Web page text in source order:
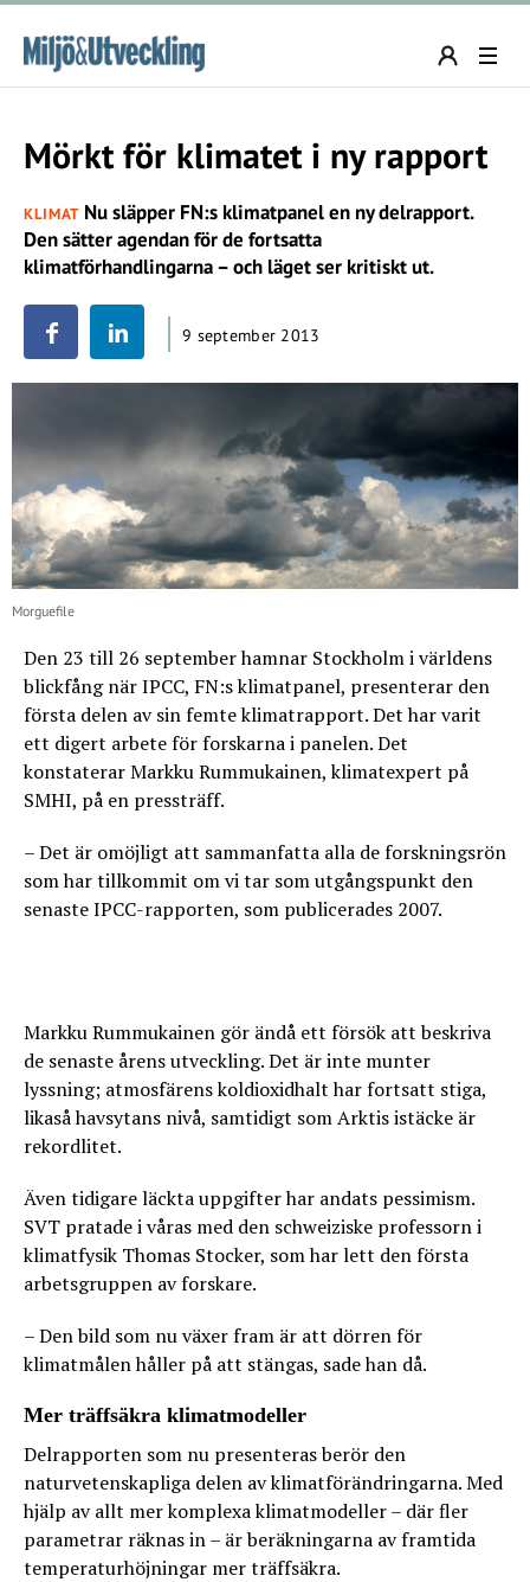
Mörkt för klimatet i ny rapport
KLIMATNu släpper FN:s klimatpanel en ny delrapport.
Den sätter agendan för de fortsatta
klimatförhandlingarna – och läget ser kritiskt ut.
9 september 2013
Morguefile
Den 23 till 26 september hamnar Stockholm i världens
blickfång när IPCC, FN:s klimatpanel, presenterar den
första delen av sin femte klimatrapport. Det har varit
ett digert arbete för forskarna i panelen. Det
konstaterar Markku Rummukainen, klimatexpert på
SMHI, på en pressträff.
– Det är omöjligt att sammanfatta alla de forskningsrön
som har tillkommit om vi tar som utgångspunkt den
senaste IPCC-rapporten, som publicerades 2007.
Markku Rummukainen gör ändå ett försök att beskriva
de senaste årens utveckling. Det är inte munter
lyssning; atmosfärens koldioxidhalt har fortsatt stiga,
likaså havsytans nivå, samtidigt som Arktis istäcke är
rekordlitet.
Även tidigare läckta uppgifter har andats pessimism.
SVT pratade i våras med den schweiziske professorn i
klimatfysik Thomas Stocker, som har lett den första
arbetsgruppen av forskare.
– Den bild som nu växer fram är att dörren för
klimatmålen håller på att stängas, sade han då.
Mer träffsäkra klimatmodeller
Delrapporten som nu presenteras berör den
naturvetenskapliga delen av klimatförändringarna. Med
hjälp av allt mer komplexa klimatmodeller – där fler
parametrar räknas in – är beräkningarna av framtida
temperaturhöjningar mer träffsäkra.